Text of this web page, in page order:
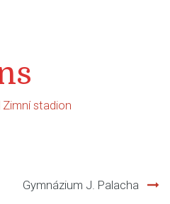
Zimní stadion
Gymnázium J. Palacha